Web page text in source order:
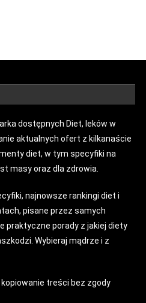
dostępnych Diet, leków w
aktualnych ofert z kilkanaście
diet, w tym specyfiki na
masy oraz dla zdrowia.
najnowsze rankingi diet i
pisane przez samych
praktyczne porady z jakiej diety
Wybieraj mądrze i z
treści bez zgody